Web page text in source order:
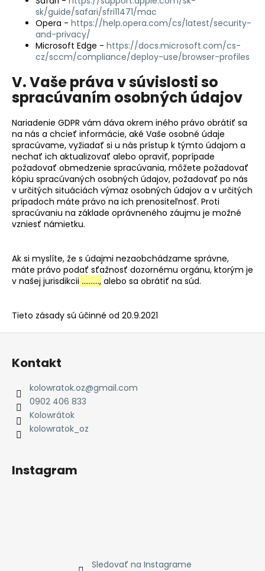
sk/guide/safari/sfri11471/mac
Opera - https://help.opera.com/cs/latest/security-
and-privacy/
Microsoft Edge - https://docs.microsoft.com/cs-
cz/sccm/compliance/deploy-use/browser-profiles
V. Vaše práva v súvislosti so
spracúvaním osobných údajov
Nariadenie GDPR vám dáva okrem iného právo obrátiť sa
na nás a chcieť informácie, aké Vaše osobné údaje
spracúvame, vyžiadať si u nás prístup k týmto údajom a
nechať ich aktualizovať alebo opraviť, poprípade
požadovať obmedzenie spracúvania, môžete požadovať
kópiu spracúvaných osobných údajov, požadovať po nás
v určitých situáciách výmaz osobných údajov a v určitých
prípadoch máte právo na ich prenositeľnosť. Proti
spracúvaniu na základe oprávneného záujmu je možné
vzniesť námietku.
Ak si myslíte, že s údajmi nezaobchádzame správne,
máte právo podať sťažnosť dozornému orgánu, ktorým je
v našej jurisdikcii ………., alebo sa obrátiť na súd.
Tieto zásady sú účinné od 20.9.2021
Z
Kontakt
kolowratok.oz@gmail.com
0902 406 833
Kolowrátok
kolowratok_oz
Instagram
Sledovať na Instagrame